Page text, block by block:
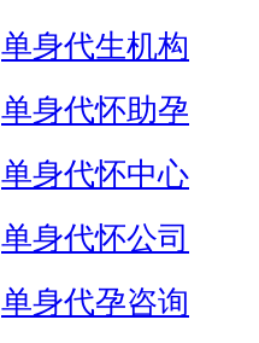
单身代生机构
单身代怀助孕
单身代怀中心
单身代怀公司
单身代孕咨询